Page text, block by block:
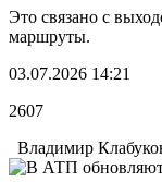
Это связано с
маршруты.
03.07.2026 14:21
2607
Владимир